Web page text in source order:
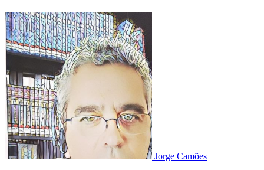
Jorge Camões